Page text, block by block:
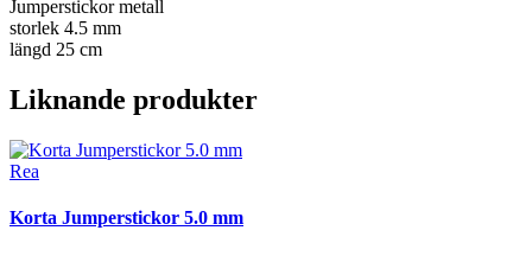
Jumperstickor metall
storlek 4.5 mm
längd 25 cm
Liknande produkter
Rea
Korta Jumperstickor 5.0 mm